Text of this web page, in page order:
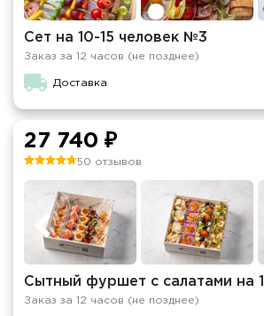
Сет на 10-15 человек №3
Заказ за 12 часов (не позднее)
Доставка
27 740 ₽
50 отзывов
Сытный фуршет с салатами на
Заказ за 12 часов (не позднее)